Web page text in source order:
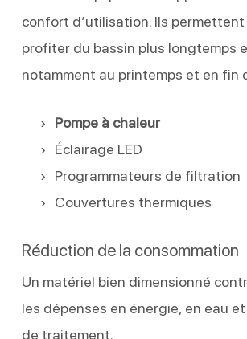
confort d’utilisation. Ils
profiter du bassin plus longtemps
notamment au printemps et en fin
Pompe à chaleur
Éclairage LED
Programmateurs de filtration
Couvertures thermiques
Réduction de la consommation
Un matériel bien dimensionné
les dépenses en énergie, en eau
de traitement.